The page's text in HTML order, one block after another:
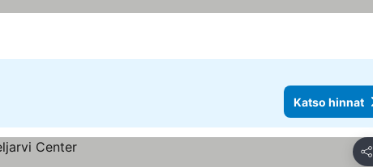
Katso hinnat
Jaa